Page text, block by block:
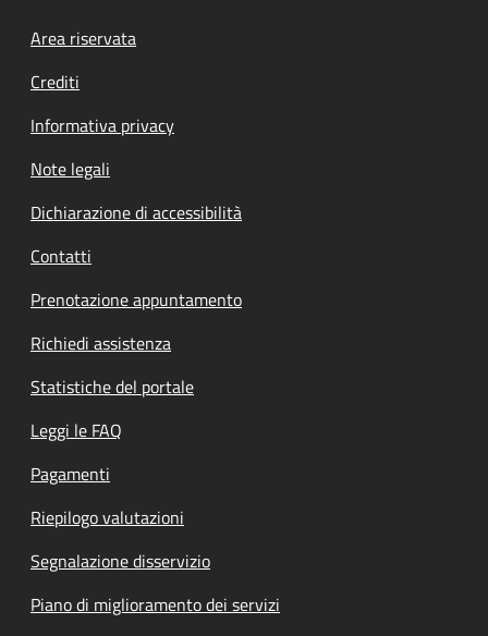
Footer menu
Area riservata
Crediti
Informativa privacy
Note legali
Dichiarazione di accessibilità
Contatti
Prenotazione appuntamento
Richiedi assistenza
Statistiche del portale
Leggi le FAQ
Pagamenti
Riepilogo valutazioni
Segnalazione disservizio
Piano di miglioramento dei servizi